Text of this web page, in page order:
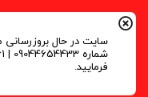
سایت در حال
فرمایید.